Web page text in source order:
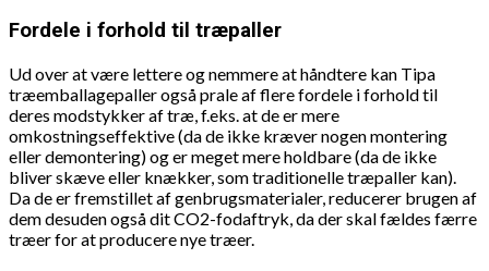
Fordele i forhold til træpaller
Ud over at være lettere og nemmere at håndtere kan Tipa
træemballagepaller også prale af flere fordele i forhold til
deres modstykker af træ, f.eks. at de er mere
omkostningseffektive (da de ikke kræver nogen montering
eller demontering) og er meget mere holdbare (da de ikke
bliver skæve eller knækker, som traditionelle træpaller kan).
Da de er fremstillet af genbrugsmaterialer, reducerer brugen af
dem desuden også dit CO2-fodaftryk, da der skal fældes færre
træer for at producere nye træer.